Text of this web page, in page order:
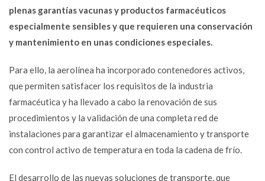
plenas garantías vacunas y productos farmacéuticos
especialmente sensibles y que requieren una conservación
y mantenimiento en unas condiciones especiales.
Para ello, la aerolínea ha incorporado contenedores activos,
que permiten satisfacer los requisitos de la industria
farmacéutica y ha llevado a cabo la renovación de sus
procedimientos y la validación de una completa red de
instalaciones para garantizar el almacenamiento y transporte
con control activo de temperatura en toda la cadena de frío.
El desarrollo de las nuevas soluciones de transporte, que